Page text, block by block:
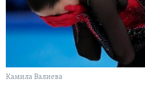
Learning English
СОЦИАЛЬНЫЕ СЕТИ
Камилa Валиевa